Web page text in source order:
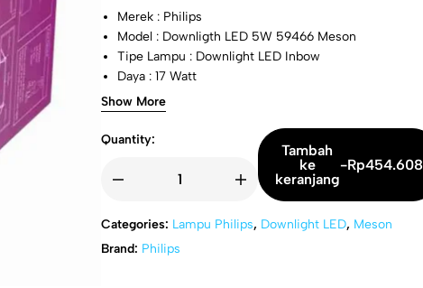
Merek : Philips
Model : Downligth LED 5W 59466 Meson
Tipe Lampu : Downlight LED Inbow
Daya : 17 Watt
Lumen: 1200 lumens
Tegangan: 220 – 240V
Show More
Quantity:
Tambah
ke
keranjang
-Rp454.608
Categories: Lampu Philips, Downlight LED, Meson
Brand: Philips